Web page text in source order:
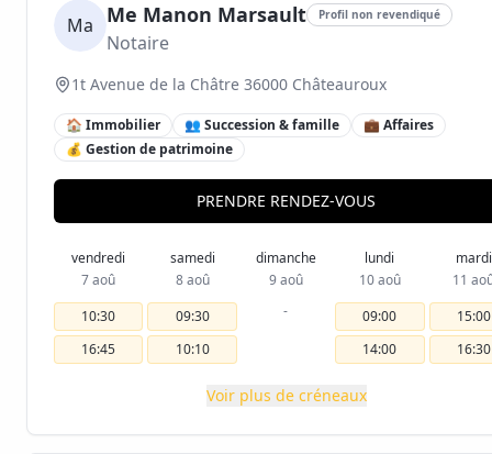
Ma Me Manon Marsault Profil non revendiqué
Notaire
1t Avenue de la Châtre 36000 Châteauroux
🏠 Immobilier 👥 Succession & famille
💼 Affaires
💰 Gestion de patrimoine
PRENDRE RENDEZ-VOUS
vendredi
7 aoû
10:30
16:45
samedi
8 aoû
09:30
10:10
dimanche
9 aoû
-
lundi
10 aoû
09:00
14:00
mardi
11
15:00
16:30
Voir plus de créneaux